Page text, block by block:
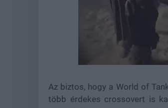
Az biztos, hogy a World of
több érdekes crossovert is